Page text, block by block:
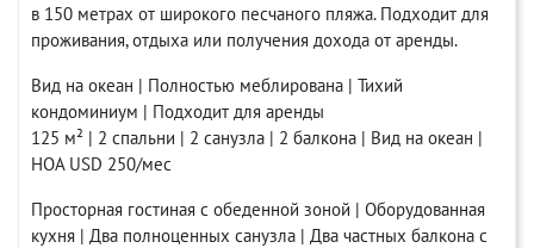
в 150 метрах от широкого песчаного пляжа. Подходит для
проживания, отдыха или получения дохода от аренды.
Вид на океан | Полностью меблирована | Тихий
кондоминиум | Подходит для аренды
125 м² | 2 спальни | 2 санузла | 2 балкона | Вид на океан |
HOA USD 250/мес
Просторная гостиная с обеденной зоной | Оборудованная
кухня | Два полноценных санузла | Два частных балкона с